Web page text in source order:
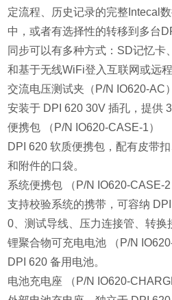
定流程、历史记录的完整Intecal
中，或者有选择性的转移到多台
同步可以有多种方式：SD记忆卡
和基于无线WiFi登入互联网或远程
交流电压测试夹（P/N IO620-AC）
安装于 DPI 620 30V 插孔，提供
便携包 （P/N IO620-CASE-1）
DPI 620 软质便携包，配有皮带
和附件的口袋。
系统便携包 （P/N IO620-CASE-2
支持校验系统的携带，可容纳
0、测试导线、压力连接管、转换
锂聚合物可充电电池 （P/N
DPI 620 备用电池。
电池充电座 （P/N IO620-